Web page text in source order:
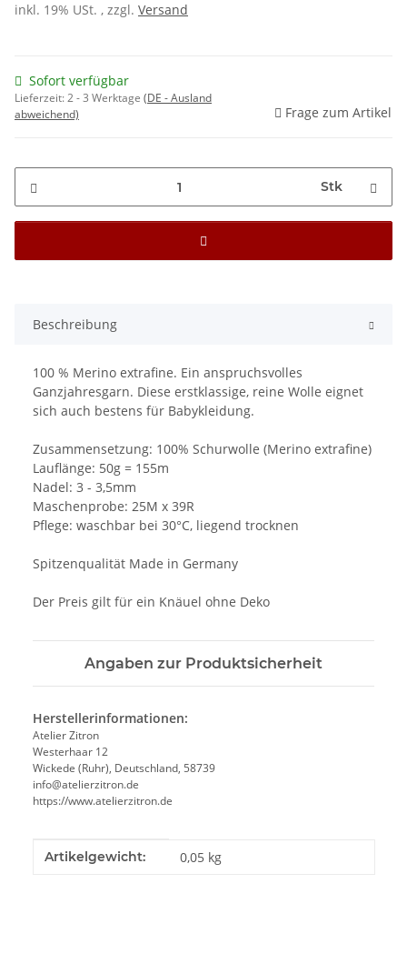
inkl. 19% USt. , zzgl. Versand
Sofort verfügbar
Lieferzeit:2 - 3 Werktage (DE - Ausland
abweichend)
Frage zum Artikel
Stk
Beschreibung
100 % Merino extrafine. Ein anspruchsvolles
Ganzjahresgarn. Diese erstklassige, reine Wolle eignet
sich auch bestens für Babykleidung.
Zusammensetzung: 100% Schurwolle (Merino extrafine)
Lauflänge: 50g = 155m
Nadel: 3 - 3,5mm
Maschenprobe: 25M x 39R
Pflege: waschbar bei 30°C, liegend trocknen
Spitzenqualität Made in Germany
Der Preis gilt für ein Knäuel ohne Deko
Angaben zur Produktsicherheit
Herstellerinformationen:
Atelier Zitron
Westerhaar 12
Wickede (Ruhr), Deutschland, 58739
info@atelierzitron.de
https://www.atelierzitron.de
Produkteigenschaft
Wert
Artikelgewicht: 0,05 kg